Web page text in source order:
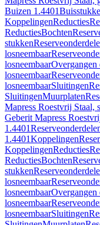
Buizen 1.4401
KoppelingenReducties
ReductiesBochten
stukken
losneembaar
losneembaarOvergangen
losneembaar
losneembaarSluitingen
SluitingenMuurplaten
Mapress Roestvrij Staal,
Geberit Mapress
1.4401
1.4401Koppelingen
KoppelingenReducties
ReductiesBochten
stukken
losneembaar
losneembaarOvergangen
losneembaar
losneembaarSluitingen